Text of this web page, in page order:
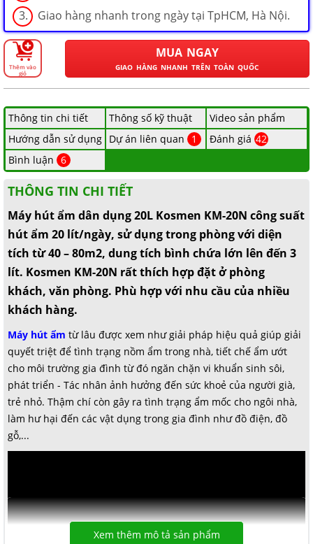
Giao hàng nhanh trong ngày tại TpHCM, Hà Nội.
Thêm vào
giỏ
MUA NGAY
GIAO HÀNG NHANH TRÊN TOÀN QUỐC
Thông tin chi tiết Thông số kỹ thuật
Video sản phẩm
Hướng dẫn sử dụng Dự án liên quan 1 Đánh giá 42
Bình luận 6
THÔNG TIN CHI TIẾT
Máy hút ẩm dân dụng 20L Kosmen KM-20N công suất
hút ẩm 20 lít/ngày, sử dụng trong phòng với diện
tích từ 40 – 80m2, dung tích bình chứa lớn lên đến 3
lít. Kosmen KM-20N rất thích hợp đặt ở phòng
khách, văn phòng. Phù hợp với nhu cầu của nhiều
khách hàng.
Máy hút ẩm từ lâu được xem như giải pháp hiệu quả giúp giải
quyết triệt để tình trạng nồm ẩm trong nhà, tiết chế ẩm ướt
cho môi trường gia đình từ đó ngăn chặn vi khuẩn sinh sôi,
phát triển - Tác nhân ảnh hưởng đến sức khoẻ của người già,
trẻ nhỏ. Thậm chí còn gây ra tình trạng ẩm mốc cho ngôi nhà,
làm hư hại đến các vật dụng trong gia đình như đồ điện, đồ
gỗ,...
Xem thêm mô tả sản phẩm